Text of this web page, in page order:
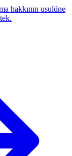
hakkının usulüne